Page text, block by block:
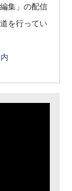
集」の配信
を行ってい